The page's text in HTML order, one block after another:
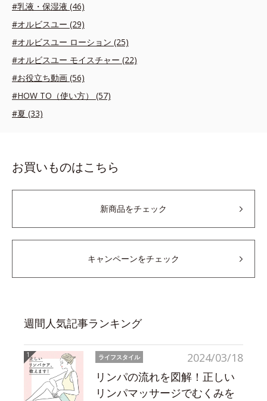
#乳液・保湿液 (46)
#オルビスユー (29)
#オルビスユー ローション (25)
#オルビスユー モイスチャー (22)
#お役立ち動画 (56)
#HOW TO（使い方） (57)
#夏 (33)
お買いものはこちら
新商品をチェック
キャンペーンをチェック
週間人気記事ランキング
2024/03/18
ライフスタイル
リンパの流れを図解！正しい
リンパマッサージでむくみを